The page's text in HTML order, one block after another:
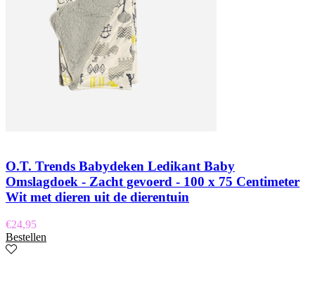
O.T. Trends Babydeken Ledikant Baby
Omslagdoek - Zacht gevoerd - 100 x 75 Centimeter
Wit met dieren uit de dierentuin
€24,95
Bestellen